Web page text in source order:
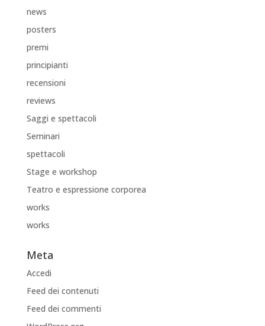
news
posters
premi
principianti
recensioni
reviews
Saggi e spettacoli
Seminari
spettacoli
Stage e workshop
Teatro e espressione corporea
works
works
Meta
Accedi
Feed dei contenuti
Feed dei commenti